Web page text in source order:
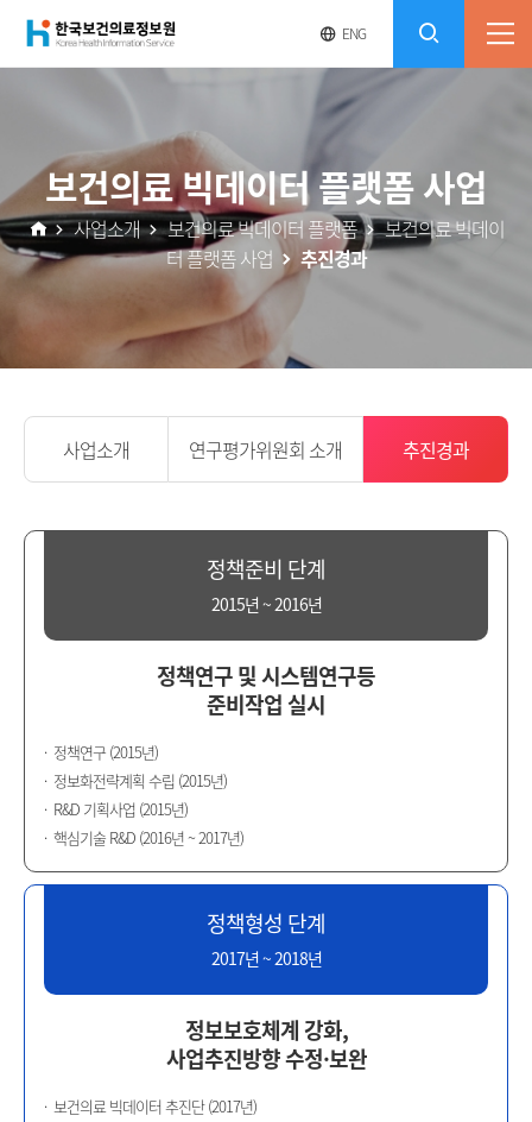
(재)
보
건
의
보
Korea
Information
Service
ENG영
사
가
기
전
열
기
전
체
보건의료 빅데이터 플랫폼 사업
사업소개 보건의료 빅데이터 플랫폼
보건의료 빅데이
터 플랫폼 사업
추진경과
사업소개 연구평가위원회 소개 추진경과
정책준비 단계
2015년 ~ 2016년
정책연구 및 시스템연구등
준비작업 실시
정책연구 (2015년)
정보화전략계획 수립 (2015년)
R&D 기획사업 (2015년)
핵심기술 R&D (2016년 ~ 2017년)
정책형성 단계
2017년 ~ 2018년
정보보호체계 강화,
사업추진방향 수정·보완
보건의료 빅데이터 추진단 (2017년)